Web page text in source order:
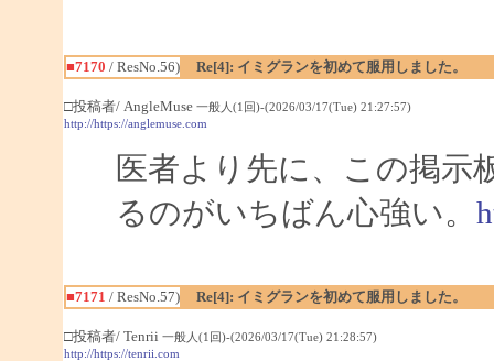
■7170 / ResNo.56) Re[4]: イミグランを初めて服用しました。
□投稿者/ AngleMuse 一般人(1回)-(2026/03/17(Tue) 21:27:57)
http://https://anglemuse.com
医者より先に、この掲示
るのがいちばん心強い。
■7171 / ResNo.57) Re[4]: イミグランを初めて服用しました。
□投稿者/ Tenrii 一般人(1回)-(2026/03/17(Tue) 21:28:57)
http://https://tenrii.com